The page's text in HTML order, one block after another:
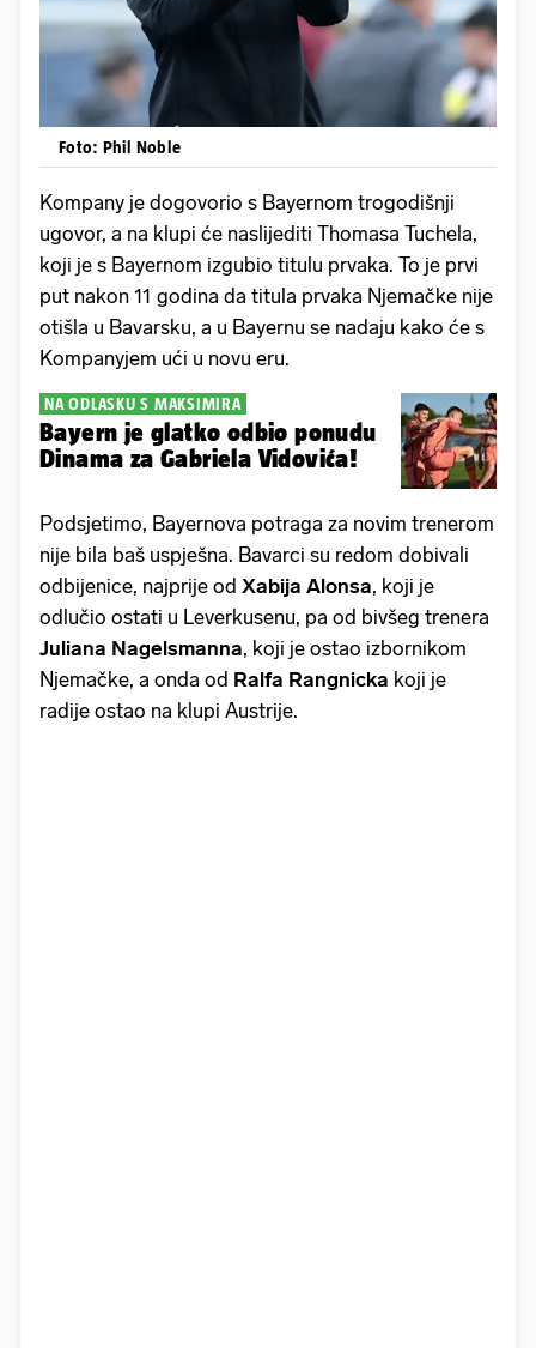
Foto: Phil Noble
Kompany je dogovorio s Bayernom trogodišnji
ugovor, a na klupi će naslijediti Thomasa Tuchela,
koji je s Bayernom izgubio titulu prvaka. To je prvi
put nakon 11 godina da titula prvaka Njemačke nije
otišla u Bavarsku, a u Bayernu se nadaju kako će s
Kompanyjem ući u novu eru.
NA ODLASKU S MAKSIMIRA
Bayern je glatko odbio ponudu
Dinama za Gabriela Vidovića!
Podsjetimo, Bayernova potraga za novim trenerom
nije bila baš uspješna. Bavarci su redom dobivali
odbijenice, najprije od Xabija Alonsa, koji je
odlučio ostati u Leverkusenu, pa od bivšeg trenera
Juliana Nagelsmanna, koji je ostao izbornikom
Njemačke, a onda od Ralfa Rangnicka koji je
radije ostao na klupi Austrije.